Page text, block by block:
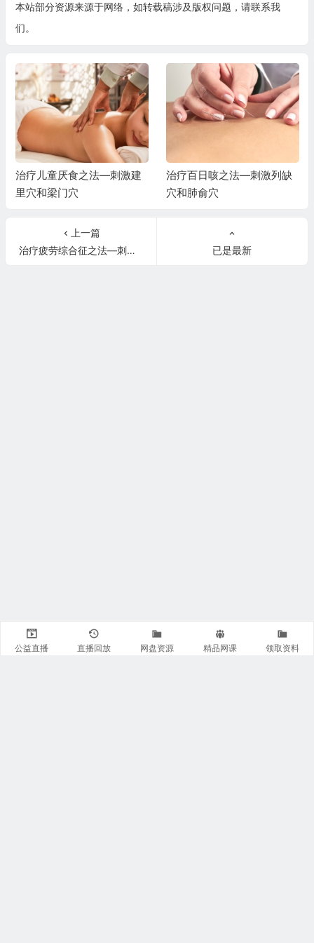
本站部分资源来源于网络，如转载稿涉及版权问题，请联系我
们。
治疗儿童厌食之法—刺激建
里穴和梁门穴
治疗百日咳之法—刺激列缺
穴和肺俞穴
上一篇
治疗疲劳综合征之法—刺激百会穴和神门穴
已是最新
公益直播 直播回放 网盘资源 精品网课 领取资料